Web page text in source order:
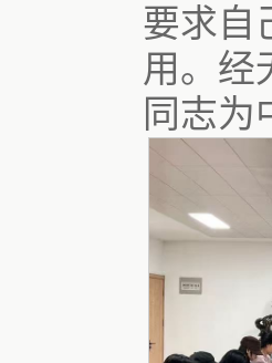
要求自
用。经
同志为